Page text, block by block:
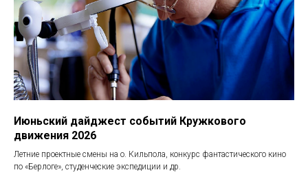
Июньский дайджест событий Кружкового
движения 2026
Летние проектные смены на о. Кильпола, конкурс фантастического кино
по «Берлоге», студенческие экспедиции и др.